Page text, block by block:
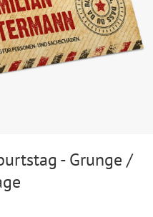
- Grunge /